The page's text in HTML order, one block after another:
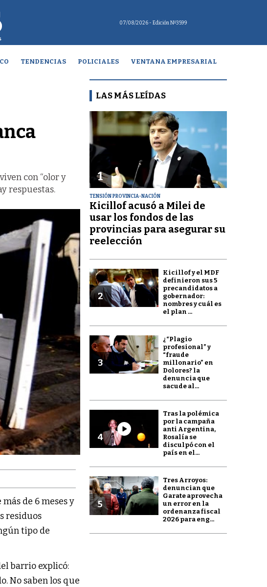
07/08/2026 - Edición Nº3599
TENDENCIAS POLICIALES VENTANA EMPRESARIAL
con “olor y
respuestas.
de 6 meses y
residuos
tipo de
barrio explicó:
No saben los que
LAS MÁS LEÍDAS
1
TENSIÓN PROVINCIA-NACIÓN
Kicillof acusó a Milei de
usar los fondos de las
provincias para asegurar su
reelección
2
Kicillof y el MDF
definieron sus 5
precandidatos a
gobernador:
nombres y cuál es
el plan ...
3
¿“Plagio
profesional” y
“fraude
millonario” en
Dolores? la
denuncia que
sacude al...
4
Tras la polémica
por la campaña
anti Argentina,
Rosalía se
disculpó con el
país en el...
5
Tres Arroyos:
denuncian que
Garate aprovecha
un error en la
ordenanza fiscal
2026 para eng...